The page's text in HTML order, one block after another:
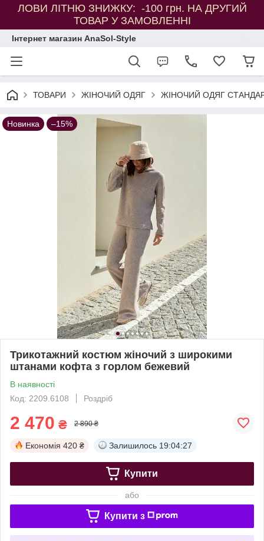
ЛОВИ ЛІТНЮ ЗНИЖКУ: -100 грн. НА ДРУГИЙ
ТОВАР У ЗАМОВЛЕННІ
Інтернет магазин AnaSol-Style
ТОВАРИ ЖІНОЧИЙ ОДЯГ ЖІНОЧИЙ ОДЯГ
Новинка –15%
Трикотажний костюм жіночий з широкими
штанами кофта з горлом бежевий
В наявності
Код: 2209.6108
Роздріб
2 470 ₴ 2 890 ₴
Економія 420 ₴ Залишилось 19:04:25
Купити
або
Купити з